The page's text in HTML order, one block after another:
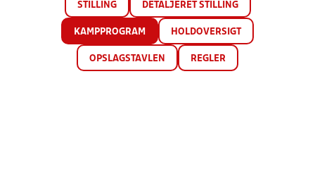
STILLING DETALJERET STILLING
KAMPPROGRAM HOLDOVERSIGT
OPSLAGSTAVLEN REGLER